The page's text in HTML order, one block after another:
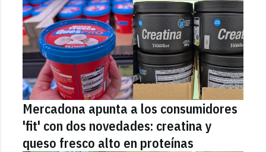
Mercadona apunta a los consumidores
'fit' con dos novedades: creatina y
queso fresco alto en proteínas